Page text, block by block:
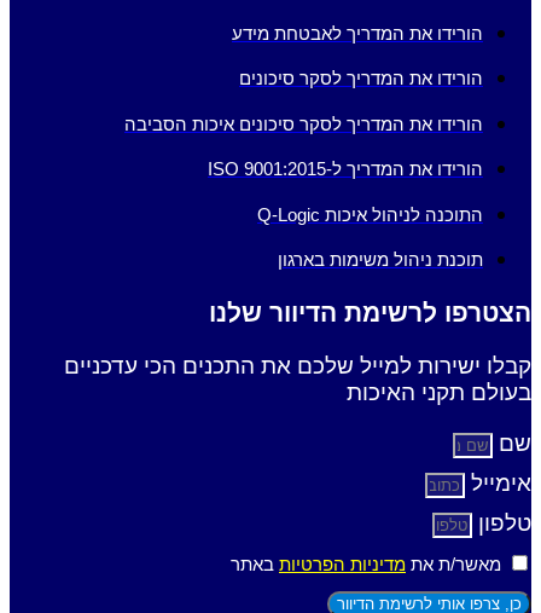
הורידו את המדריך לאבטחת מידע
הורידו את המדריך לסקר סיכונים
הורידו את המדריך לסקר סיכונים איכות הסביבה
הורידו את המדריך ל-ISO 9001:2015
התוכנה לניהול איכות Q-Logic
תוכנת ניהול משימות בארגון
הצטרפו לרשימת הדיוור שלנו
קבלו ישירות למייל שלכם את התכנים הכי עדכניים
בעולם תקני האיכות
שם
אימייל
טלפון
מאשר/ת את מדיניות הפרטיות באתר
כן, צרפו אותי לרשימת הדיוור